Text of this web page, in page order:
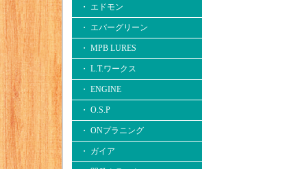
・ エドモン
・ エバーグリーン
・ MPB LURES
・ L.T.ワークス
・ ENGINE
・ O.S.P
・ ONプラニング
・ ガイア